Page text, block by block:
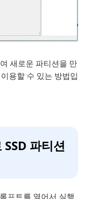
새로운 파티션을 만
용할 수 있는 방법입
파티션
프트를 열어서 실행